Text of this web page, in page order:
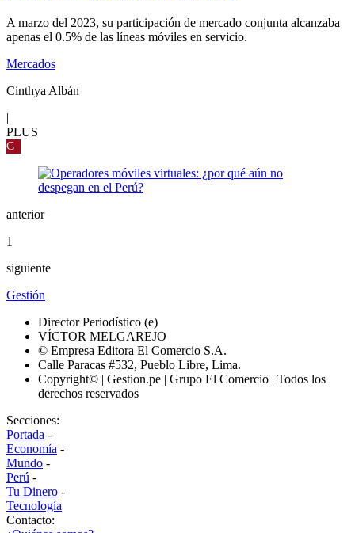
A marzo del 2023, su participación de mercado conjunta alcanzaba
apenas el 0.5% de las líneas móviles en servicio.
Mercados
Cinthya Albán
|
PLUS
G
anterior
1
siguiente
Gestión
Director Periodístico (e)
VÍCTOR MELGAREJO
© Empresa Editora El Comercio S.A.
Calle Paracas #532, Pueblo Libre, Lima.
Copyright© | Gestion.pe | Grupo El Comercio | Todos los
derechos reservados
Secciones:
Portada -
Economía -
Mundo -
Perú -
Tu Dinero -
Tecnología
Contacto: